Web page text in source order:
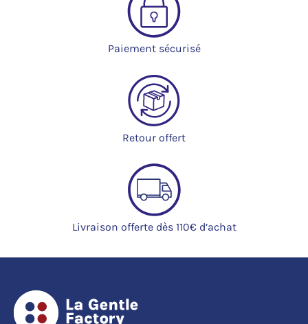
Paiement sécurisé
Retour offert
Livraison offerte dès 110€ d’achat